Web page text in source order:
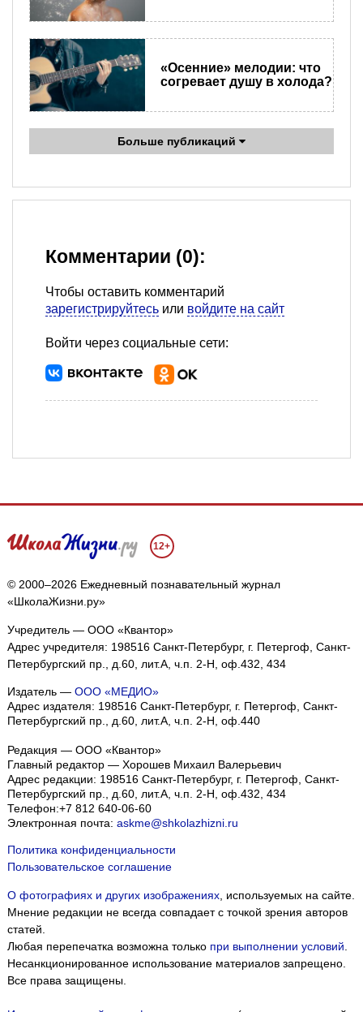
«Осенние» мелодии: что
согревает душу в холода?
Больше публикаций
Комментарии (0):
Чтобы оставить комментарий
зарегистрируйтесь или войдите на сайт
Войти через социальные сети:
12+
© 2000–2026 Ежедневный познавательный журнал
«ШколаЖизни.ру»
Учредитель — ООО «Квантор»
Адрес учредителя: 198516 Санкт-Петербург, г. Петергоф, Санкт-
Петербургский пр., д.60, лит.А, ч.п. 2-Н, оф.432, 434
Издатель — ООО «МЕДИО»
Адрес издателя: 198516 Санкт-Петербург, г. Петергоф, Санкт-
Петербургский пр., д.60, лит.А, ч.п. 2-Н, оф.440
Редакция — ООО «Квантор»
Главный редактор — Хорошев Михаил Валерьевич
Адрес редакции: 198516 Санкт-Петербург, г. Петергоф Санкт-
Петербургский пр., д.60, лит.А, ч.п. 2-Н, оф.432, 434
Телефон:+7 812 640-06-60
Электронная почта: askme@shkolazhizni.ru
Политика конфиденциальности
Пользовательское соглашение
О фотографиях и других изображениях, используемых на сайте.
Мнение редакции не всегда совпадает с точкой зрения авторов
статей.
Любая перепечатка возможна только при выполнении условий
Несанкционированное использование материалов запрещено.
Все права защищены.